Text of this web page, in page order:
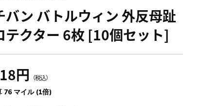
バン バトルウィン 外反母趾
テクター 6枚 [10個セット]
円 （税込）
76 マイル (1倍)